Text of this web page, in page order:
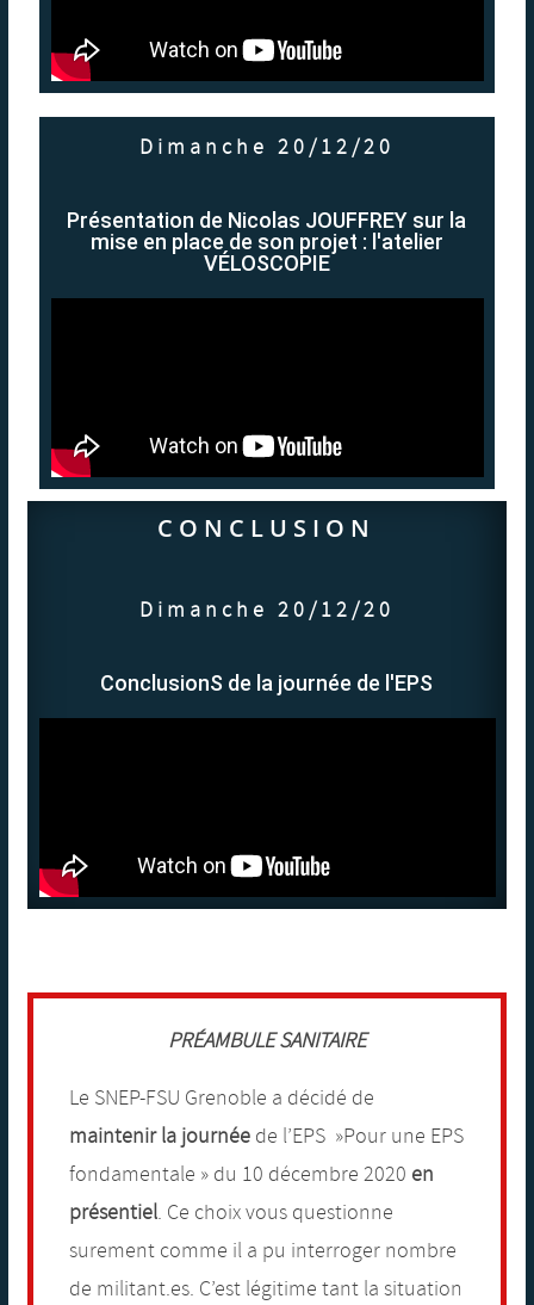
Dimanche 20/12/20
Présentation de Nicolas JOUFFREY sur la
mise en place de son projet : l'atelier
VÉLOSCOPIE
CONCLUSION
Dimanche 20/12/20
ConclusionS de la journée de l'EPS
PRÉAMBULE SANITAIRE
Le SNEP-FSU Grenoble a décidé de
maintenir la journéede l’EPS »Pour une EPS
fondamentale » du 10 décembre 2020 en
présentiel. Ce choix vous questionne
surement comme il a pu interroger nombre
de militant.es. C’est légitime tant la situation